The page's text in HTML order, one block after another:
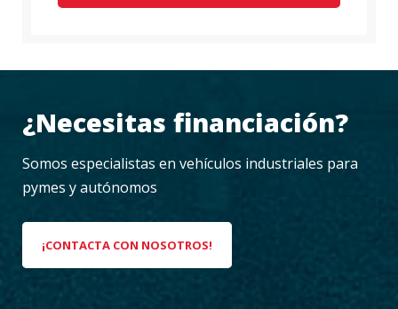
¿Necesitas financiación?
Somos especialistas en vehículos industriales para
pymes y autónomos
¡CONTACTA CON NOSOTROS!